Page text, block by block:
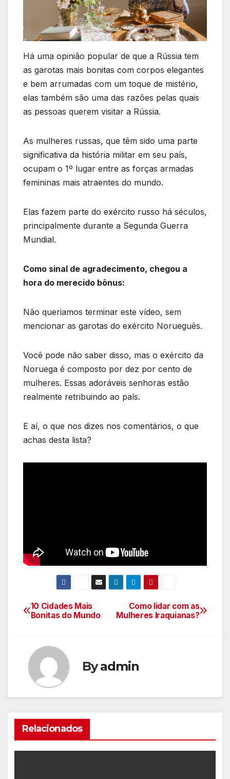
Há uma opinião popular de que a Rússia tem
as garotas mais bonitas com corpos elegantes
e bem arrumadas com um toque de mistério,
elas também são uma das razões pelas quais
as pessoas querem visitar a Rússia.
As mulheres russas, que têm sido uma parte
significativa da história militar em seu país,
ocupam o 1º lugar entre as forças armadas
femininas mais atraentes do mundo.
Elas fazem parte do exército russo há séculos,
principalmente durante a Segunda Guerra
Mundial.
Como sinal de agradecimento, chegou a
hora do merecido bônus:
Não queriamos terminar este vídeo, sem
mencionar as garotas do exército Norueguês.
Você pode não saber disso, mas o exército da
Noruega é composto por dez por cento de
mulheres. Essas adoráveis senhoras estão
realmente retribuindo ao país.
E aí, o que nos dizes nos comentários, o que
achas desta lista?
Navegação
Post
Como lidar com as
Mulheres Iraquianas?
10 Cidades Mais
Bonitas do Mundo
Byadmin
Relacionados